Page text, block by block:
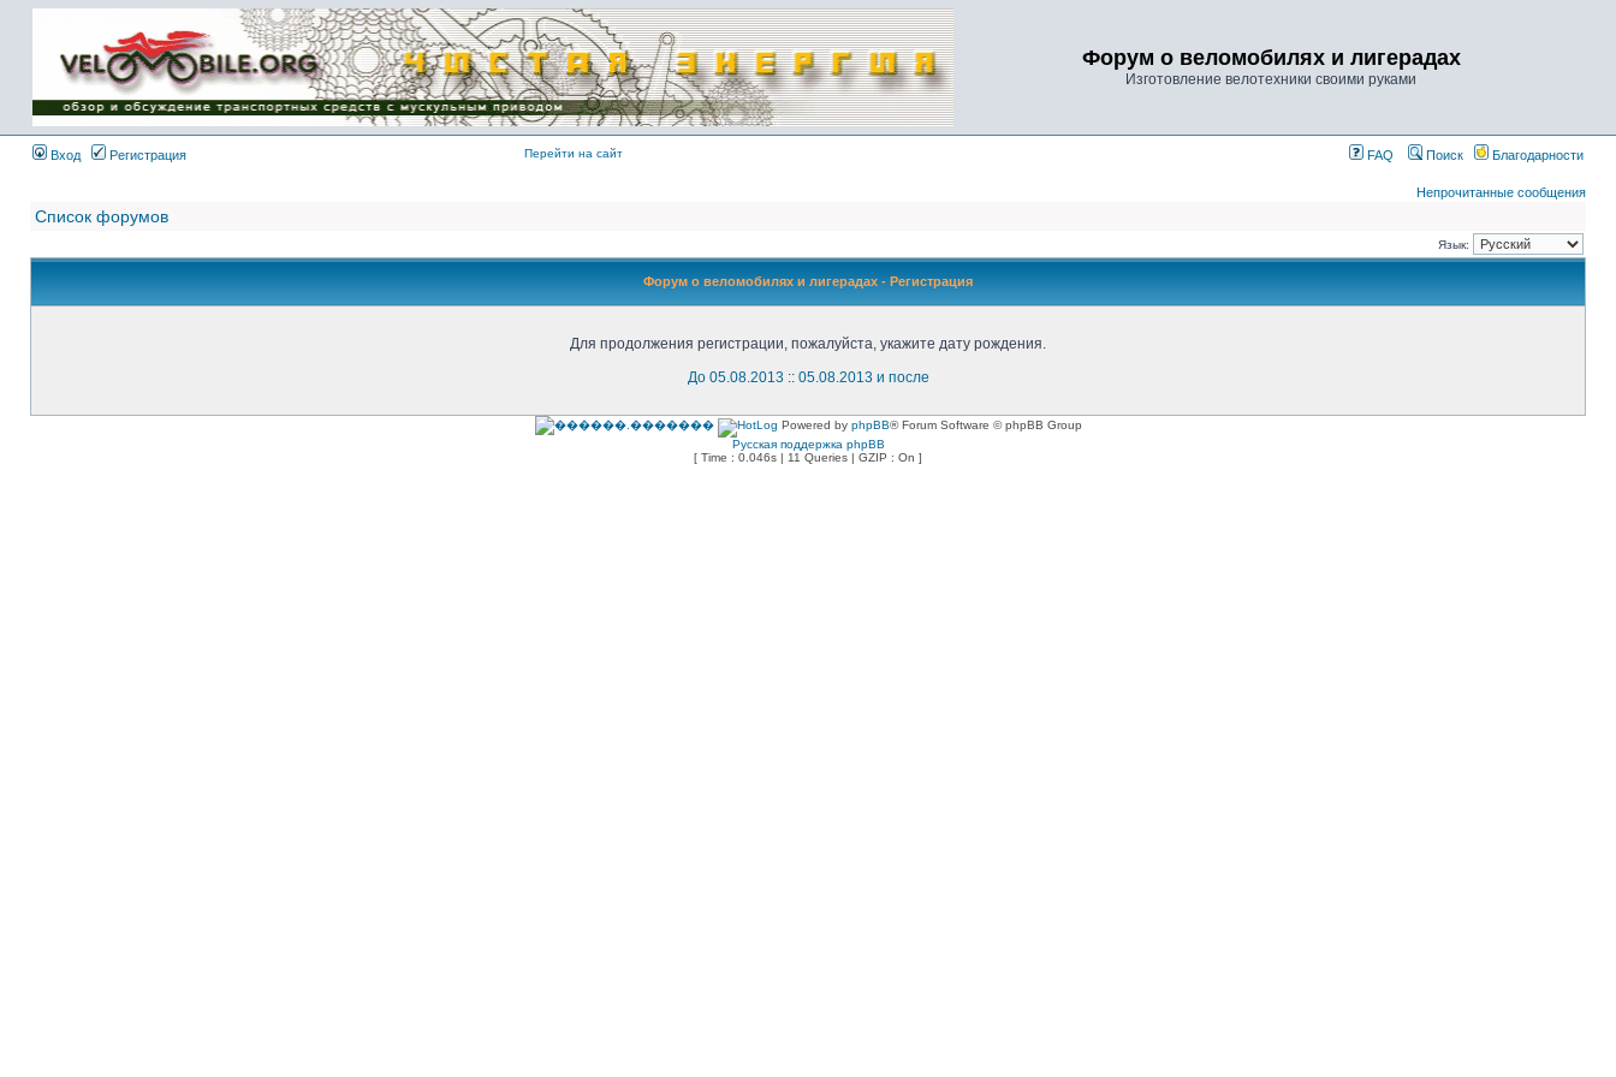
Имя пользователя:
Пароль:
{ LOG_ME_IN_SHORT
}
Форум о веломобилях и лигерадах
Изготовление велотехники своими руками
Вход Регистрация Перейти на сайт FAQ Поиск Благодарности
Непрочитанные сообщения
Список форумов
Язык:
Форум о веломобилях и лигерадах - Регистрация
Для продолжения регистрации, пожалуйста, укажите дату рождения.
До 05.08.2013 :: 05.08.2013 и после
Powered by phpBB® Forum Software © phpBB Group
Русская поддержка phpBB
[ Time : 0.046s | 11 Queries | GZIP : On ]